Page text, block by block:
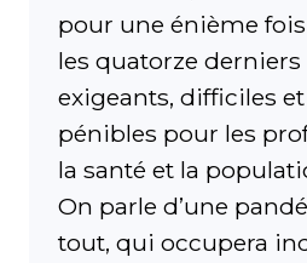
pour une énième
les quatorze
exigeants, difficiles
pénibles pour les
la santé et la
On parle d’une
tout, qui occupera